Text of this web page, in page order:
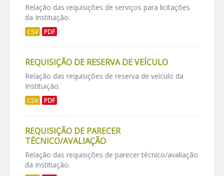
Relação das requisições de serviços para licitações
da Instituição.
CSV PDF
REQUISIÇÃO DE RESERVA DE VEÍCULO
Relação das requisições de reserva de veículo da
Instituição.
CSV PDF
REQUISIÇÃO DE PARECER
TÉCNICO/AVALIAÇÃO
Relação das requisições de parecer técnico/avaliação
da Instituição.